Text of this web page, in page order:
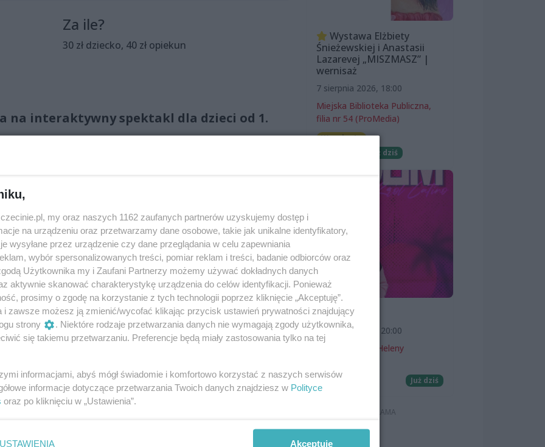
Za ile?
30 zł dziecko, 40 zł opiekun
na interaktywny spektakl dla dzieci od 1.
też zapach, smak i dotyk? Czasami bywają radosne, a innym
Używać ich jako kluczy do otwierania
książką „Czarna książka kolorów” Meneny Cottin i
dzieci na temat barw. To nie tylko magiczna przeprawa
ale także okazja do rozmowy na temat piękna
widza, który chce się zanurzyć w świat zmysłów.
Wystawa Elżbiety
Śnieżewskiej i Anastasii
Lazarevej „MISZMASZ” |
wernisaż
7 sierpnia 2026, 18:00
Miejska Biblioteka Publiczna,
filia nr 54 (ProMedia)
Wernisaże
Już dziś
SKOLIM
7 sierpnia 2026, 20:00
Teatr Letni im. Heleny
Koncerty Już dziś
my oraz naszych 1162 zaufanych partnerów uzyskujemy dostęp i
na urządzeniu oraz przetwarzamy dane osobowe, takie jak unikalne identyfikatory,
wysyłane przez urządzenie czy dane przeglądania w celu zapewniania
wybór spersonalizowanych treści, pomiar reklam i treści, badanie odbiorców oraz
Użytkownika my i Zaufani Partnerzy możemy używać dokładnych danych
aktywnie skanować charakterystykę urządzenia do celów identyfikacji. Ponieważ
prosimy o zgodę na korzystanie z tych technologii poprzez kliknięcie „Akceptuję”.
i zawsze możesz ją zmienić/wycofać klikając przycisk ustawień prywatności znajdujący
strony
. Niektóre rodzaje przetwarzania danych nie wymagają zgody użytkownika,
się takiemu przetwarzaniu. Preferencje będą miały zastosowania tylko na tej
informacjami, abyś mógł świadomie i komfortowo korzystać z naszych serwisów
informacje dotyczące przetwarzania Twoich danych znajdziesz w Polityce
oraz po kliknięciu w „Ustawienia”.
USTAWIENIA Akceptuję